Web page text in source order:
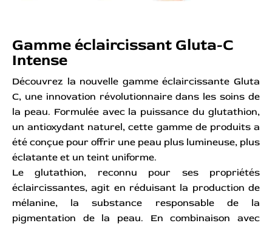
Gamme éclaircissant Gluta-C
Intense
Découvrez la nouvelle gamme éclaircissante Gluta
C, une innovation révolutionnaire dans les soins de
la peau. Formulée avec la puissance du glutathion,
un antioxydant naturel, cette gamme de produits a
été conçue pour offrir une peau plus lumineuse, plus
éclatante et un teint uniforme.
Le glutathion, reconnu pour ses propriétés
éclaircissantes, agit en réduisant la production de
mélanine, la substance responsable de la
pigmentation de la peau. En combinaison avec